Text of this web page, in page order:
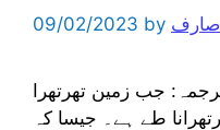
09/02/2023 by صارف
جب زمین تھرتھرا
طے ہے۔ جیسا کہ